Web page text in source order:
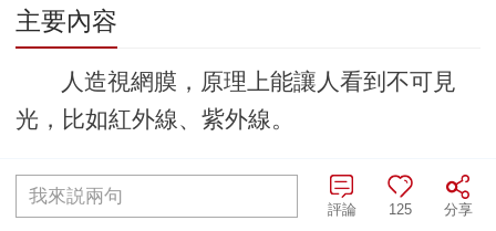
主要內容
人造視網膜，原理上能讓人看到不可見
光，比如紅外線、紫外線。
編輯：朱雪莉 責任編輯：王佐亞
我來説兩句
分享
125
評論